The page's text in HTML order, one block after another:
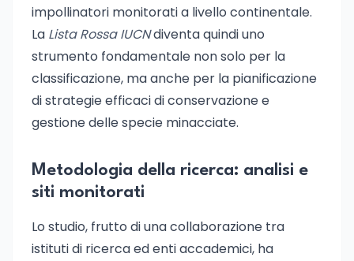
impollinatori monitorati a livello continentale.
La Lista Rossa IUCNdiventa quindi uno
strumento fondamentale non solo per la
classificazione, ma anche per la pianificazione
di strategie efficaci di conservazione e
gestione delle specie minacciate.
Metodologia della ricerca: analisi e
siti monitorati
Lo studio, frutto di una collaborazione tra
istituti di ricerca ed enti accademici, ha